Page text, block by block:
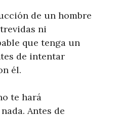
de un hombre
ni
que tenga un
de intentar
él.
te hará
Antes de